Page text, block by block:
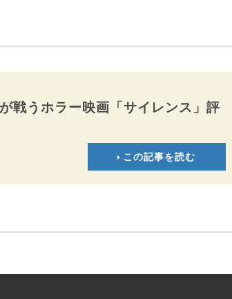
戦うホラー映画「サイレンス」評
この記事を読む